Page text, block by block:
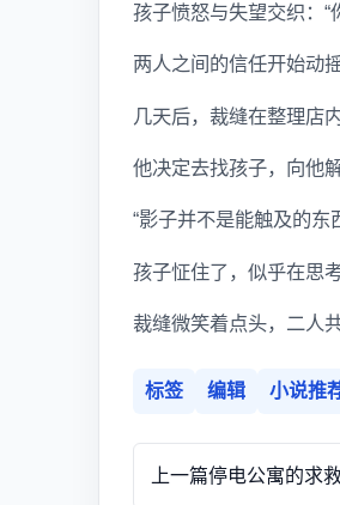
孩子愤怒与失望交织：“
两人之间的信任开始动
几天后，裁缝在整理店
他决定去找孩子，向他
“影子并不是能触及的东
孩子怔住了，似乎在思
裁缝微笑着点头，二人
标签 编辑 小说推
上一篇停电公寓的求